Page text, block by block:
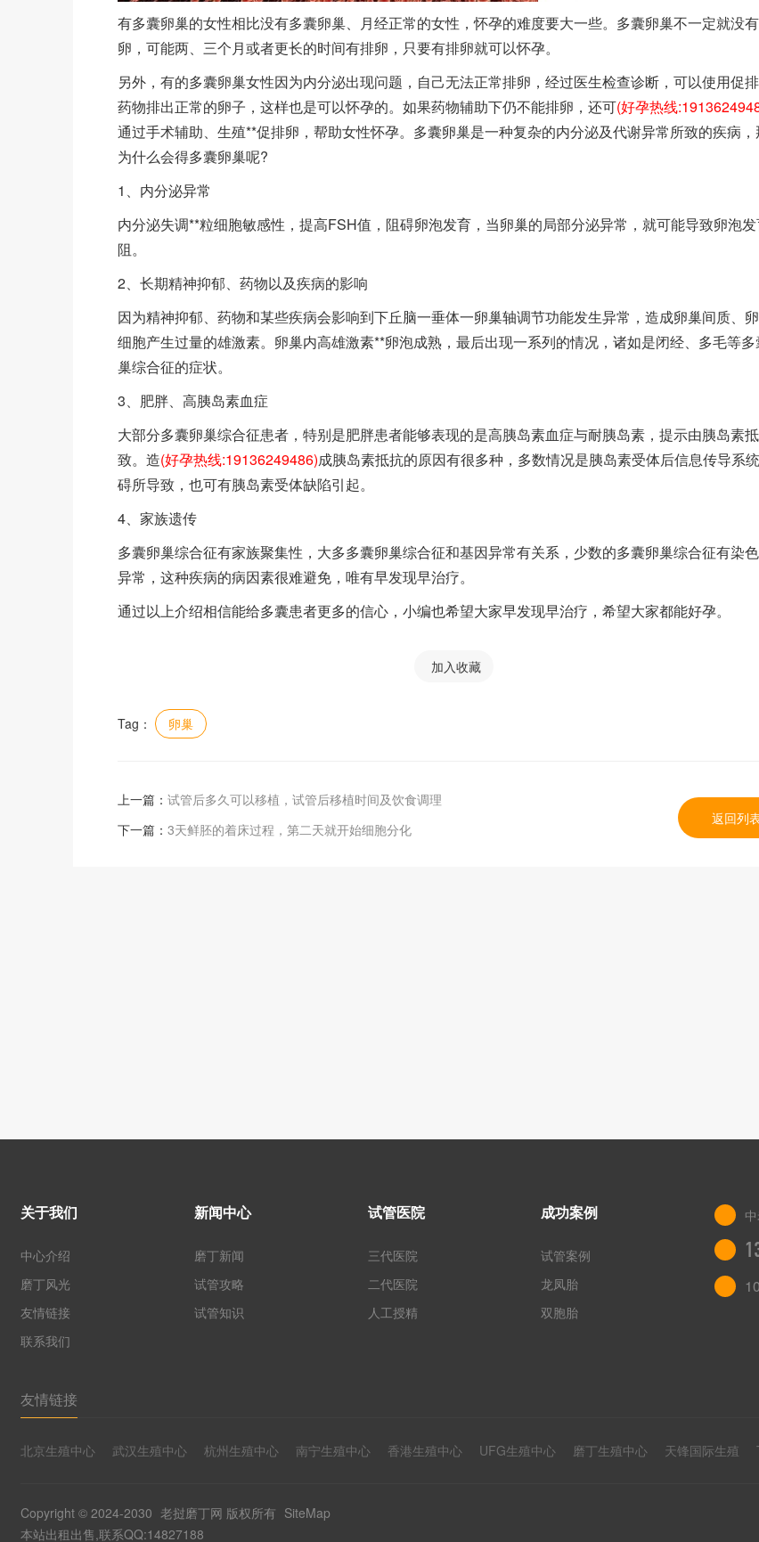
有多囊卵巢的女性相比没有多囊卵巢、月经正常的女性，怀孕的难度要大一些。多囊卵巢不一定就没
卵，可能两、三个月或者更长的时间有排卵，只要有排卵就可以怀孕。
另外，有的多囊卵巢女性因为内分泌出现问题，自己无法正常排卵，经过医生检查诊断，可以使用促
药物排出正常的卵子，这样也是可以怀孕的。如果药物辅助下仍不能排卵，还可(好孕热线
通过手术辅助、生殖**促排卵，帮助女性怀孕。多囊卵巢是一种复杂的内分泌及代谢异常所致的疾病，
为什么会得多囊卵巢呢?
1、内分泌异常
内分泌失调**粒细胞敏感性，提高FSH值，阻碍卵泡发育，当卵巢的局部分泌异常，就可能导致卵泡
阻。
2、长期精神抑郁、药物以及疾病的影响
因为精神抑郁、药物和某些疾病会影响到下丘脑一垂体一卵巢轴调节功能发生异常，造成卵巢间质、
细胞产生过量的雄激素。卵巢内高雄激素**卵泡成熟，最后出现一系列的情况，诸如是闭经、多毛等多
巢综合征的症状。
3、肥胖、高胰岛素血症
大部分多囊卵巢综合征患者，特别是肥胖患者能够表现的是高胰岛素血症与耐胰岛素，提示由胰岛素
致。造(好孕热线:19136249486)成胰岛素抵抗的原因有很多种，多数情况是胰岛素受体后信息传导系
碍所导致，也可有胰岛素受体缺陷引起。
4、家族遗传
多囊卵巢综合征有家族聚集性，大多多囊卵巢综合征和基因异常有关系，少数的多囊卵巢综合征有染
异常，这种疾病的病因素很难避免，唯有早发现早治疗。
通过以上介绍相信能给多囊患者更多的信心，小编也希望大家早发现早治疗，希望大家都能好孕。
加入收藏
Tag： 卵巢
上一篇： 试管后多久可以移植，试管后移植时间及饮食调理
下一篇： 3天鲜胚的着床过程，第二天就开始细胞分化
返回列
关于我们
中心介绍
磨丁风光
友情链接
联系我们
新闻中心
磨丁新闻
试管攻略
试管知识
试管医院
三代医院
二代医院
人工授精
成功案例
试管案例
龙凤胎
双胞胎
友情链接
北京生殖中心 武汉生殖中心 杭州生殖中心 南宁生殖中心 香港生殖中心 UFG生殖中心 磨丁生殖中心 天锋国际生殖
Copyright © 2024-2030 老挝磨丁网 版权所有 SiteMap
本站出租出售,联系QQ:14827188